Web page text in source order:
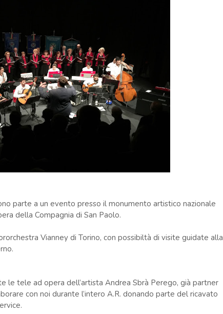
parte a un evento presso il monumento artistico nazionale
della Compagnia di San Paolo.
Vianney di Torino, con possibiltà di visite guidate alla
le tele ad opera dell’artista Andrea Sbrà Perego, già partner
con noi durante l’intero A.R. donando parte del ricavato